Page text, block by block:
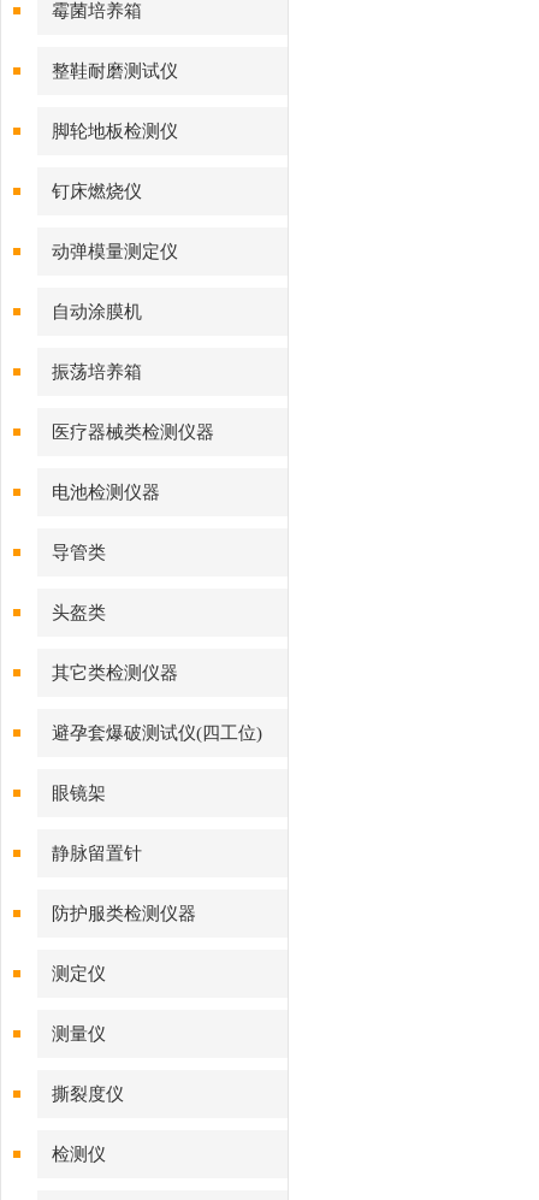
霉菌培养箱
整鞋耐磨测试仪
脚轮地板检测仪
钉床燃烧仪
动弹模量测定仪
自动涂膜机
振荡培养箱
医疗器械类检测仪器
电池检测仪器
导管类
头盔类
其它类检测仪器
避孕套爆破测试仪(四工位)
眼镜架
静脉留置针
防护服类检测仪器
测定仪
测量仪
撕裂度仪
检测仪